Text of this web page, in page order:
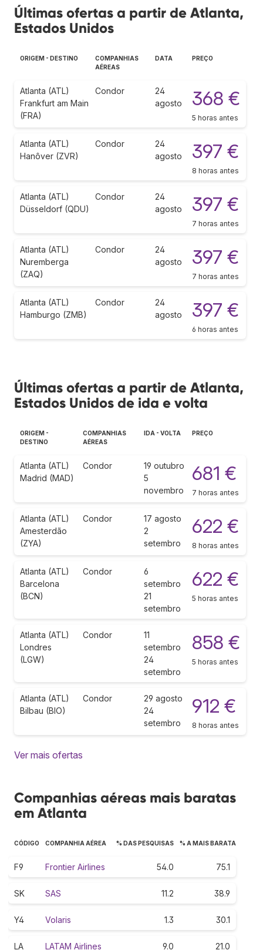
Últimas ofertas a partir de Atlanta,
Estados Unidos
ORIGEM - DESTINO
COMPANHIAS
AÉREAS
DATA PREÇO
Atlanta (ATL)
Frankfurt am Main
(FRA)
Condor
24
agosto
368 €
5 horas antes
Atlanta (ATL)
Hanôver (ZVR)
Condor
24
agosto
397 €
8 horas antes
Atlanta (ATL)
Düsseldorf (QDU)
Condor
24
agosto
397 €
7 horas antes
Atlanta (ATL)
Nuremberga
(ZAQ)
Condor
24
agosto
397 €
7 horas antes
Atlanta (ATL)
Hamburgo (ZMB)
Condor
24
agosto
397 €
6 horas antes
Últimas ofertas a partir de Atlanta,
Estados Unidos de ida e volta
ORIGEM -
DESTINO
COMPANHIAS
AÉREAS
IDA - VOLTA PREÇO
Atlanta (ATL)
Madrid (MAD)
Condor
19 outubro
5
novembro
681 €
7 horas antes
Atlanta (ATL)
Amesterdão
(ZYA)
Condor
17 agosto
2
setembro
622 €
8 horas antes
Atlanta (ATL)
Barcelona
(BCN)
Condor
6
setembro
21
setembro
622 €
5 horas antes
Atlanta (ATL)
Londres
(LGW)
Condor
11
setembro
24
setembro
858 €
5 horas antes
Atlanta (ATL)
Bilbau (BIO)
Condor
29 agosto
24
setembro
912 €
8 horas antes
Ver mais ofertas
Companhias aéreas mais baratas
em Atlanta
CÓDIGO COMPANHIA AÉREA % DAS PESQUISAS % A MAIS BARATA
F9 Frontier Airlines 54.0 75.1
SK SAS 11.2 38.9
Y4 Volaris 1.3 30.1
LA LATAM Airlines 9.0 21.0